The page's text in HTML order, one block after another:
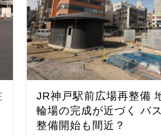
JR神戸駅前広場再整備
輪場の完成が近づく バ
整備開始も間近？